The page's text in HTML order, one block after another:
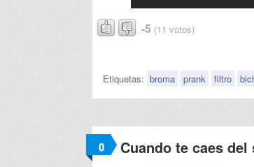
-5 (11 votos)
Etiquetas: broma prank filtro
0 Cuando te caes